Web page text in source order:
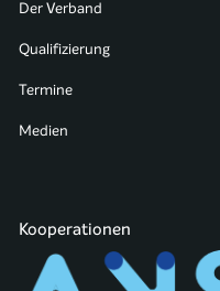
Der Verband
Qualifizierung
Termine
Medien
Kooperationen